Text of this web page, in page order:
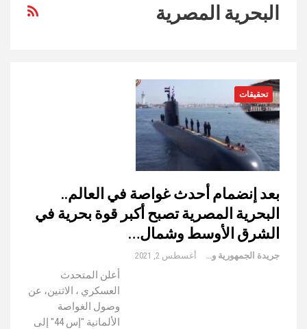
البحرية المصرية
تحقيقات
بعد إنضمام أحدث غواصة في العالم..
البحرية المصرية تصبح أكبر قوة بحرية في
الشرق الأوسط وشمال…
جريدة الجمهورية والعالم أغسطس 2, 2021
أعلن المتحدث
العسكري ، الاثنين، عن
وصول الغواصة
الألمانية "إس 44" إلى